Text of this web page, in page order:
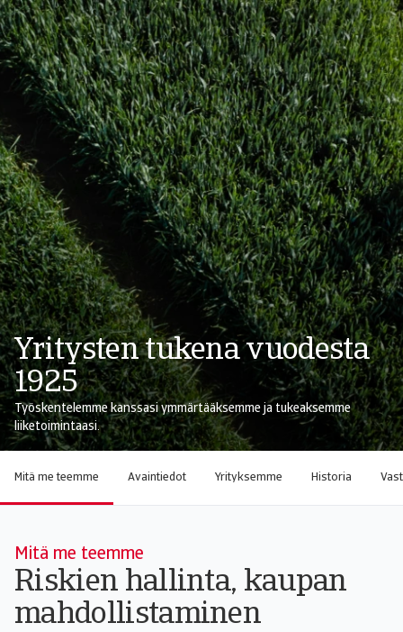
Yritysten tukena vuodesta
1925
Työskentelemme kanssasi ymmärtääksemme ja tukeaksemme
liiketoimintaasi.
Mitä me teemme Avaintiedot Yrityksemme Historia
Mitä me teemme
Riskien hallinta, kaupan
mahdollistaminen